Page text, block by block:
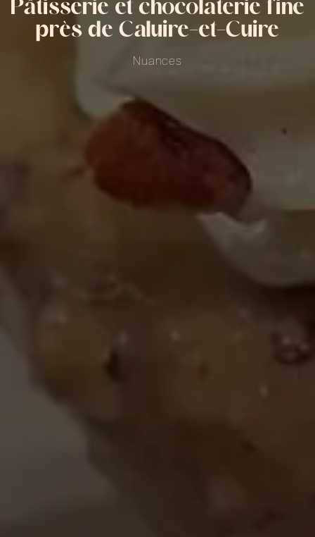
Pâtisserie et chocolaterie fine
près de Caluire-et-Cuire
Nuances